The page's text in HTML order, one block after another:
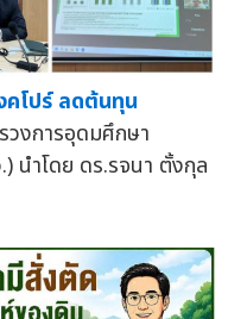
โปร์ ลดต้นทุน
งการอุดมศึกษา
นำโดย ดร.รจนา ตั้งกุล